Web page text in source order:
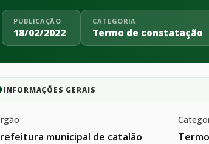
PUBLICAÇÃO
18/02/2022
CATEGORIA
Termo de constatação
INFORMAÇÕES GERAIS
municipal de catalão